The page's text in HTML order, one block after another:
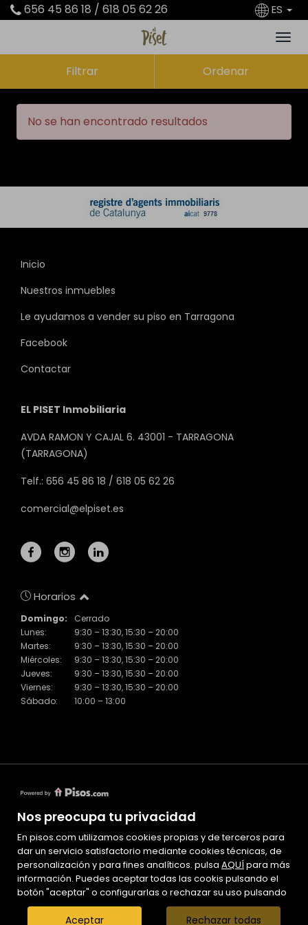
Nos preocupa tu privacidad
En pisos.com utilizamos cookies propias y de terceros para
dar un servicio satisfactorio mediante cookies técnicas, de
personalización y para fines analíticos. pulsa AQUÍpara más
información. Puedes aceptar todas las cookis pulsando el
botón "aceptar" o configurarlas o rechazar su uso pulsando
Aceptar Rechazar todas
656 45 86 18 / 618 05 62 26 ES
Filtrar Ordenar
No se han encontrado resultados
Inicio
Nuestros inmuebles
Le ayudamos a vender su piso en Tarragona
Facebook
Contactar
EL PISET Inmobiliaria
AVDA RAMON Y CAJAL 6. 43001 - TARRAGONA
(TARRAGONA)
Telf.: 656 45 86 18 / 618 05 62 26
comercial@elpiset.es
Horarios
Domingo:
Cerrado
Lunes:
9:30 – 13:30, 15:30 – 20:00
Martes:
9:30 – 13:30, 15:30 – 20:00
Miércoles:
9:30 – 13:30, 15:30 – 20:00
Jueves:
9:30 – 13:30, 15:30 – 20:00
Viernes:
9:30 – 13:30, 15:30 – 20:00
Sábado:
10:00 – 13:00
Mapa Web
Aviso legal
Favoritos
Inmuebles destacados